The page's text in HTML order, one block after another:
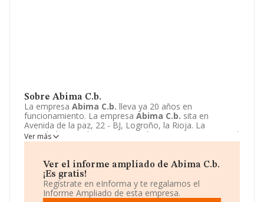
Sobre Abima C.b.
La empresa Abima C.b. lleva ya 20 años en
funcionamiento. La empresa Abima C.b. sita en
Avenida de la paz, 22 - BJ, Logroño, la Rioja. La
actividad CNAE de esta compañía es 4779 - Comercio al
por menor de artículos de segunda mano. La emprea
Ver más
Ver el informe ampliado de Abima C.b.
¡Es gratis!
Regístrate en eInforma y te regalamos el
Informe Ampliado de esta empresa.